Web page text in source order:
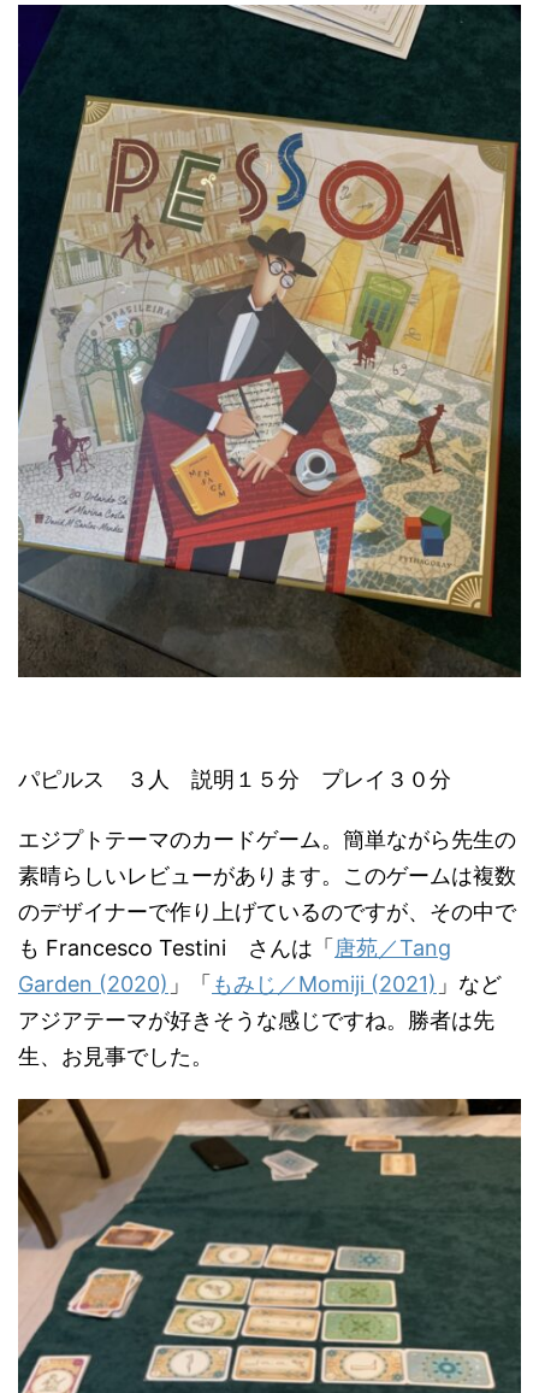
パピルス ３人 説明１５分 プレイ３０分
エジプトテーマのカードゲーム。簡単ながら先生の
素晴らしいレビューがあります。このゲームは複数
のデザイナーで作り上げているのですが、その中で
も Francesco Testini さんは「唐苑／Tang
Garden (2020) 」「もみじ／Momiji (2021) 」など
アジアテーマが好きそうな感じですね。勝者は先
生、お見事でした。